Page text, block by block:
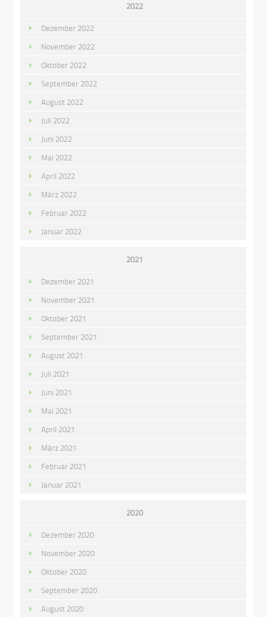
2022
Dezember 2022
November 2022
Oktober 2022
September 2022
August 2022
Juli 2022
Juni 2022
Mai 2022
April 2022
März 2022
Februar 2022
Januar 2022
2021
Dezember 2021
November 2021
Oktober 2021
September 2021
August 2021
Juli 2021
Juni 2021
Mai 2021
April 2021
März 2021
Februar 2021
Januar 2021
2020
Dezember 2020
November 2020
Oktober 2020
September 2020
August 2020